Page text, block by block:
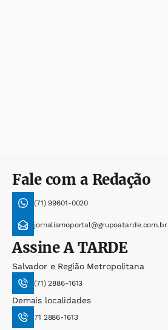
Fale com a Redação
(71) 99601-0020
jornalismoportal@grupoatarde.com.br
AssineA TARDE
Salvador e Região Metropolitana
(71) 2886-1613
Demais localidades
71 2886-1613